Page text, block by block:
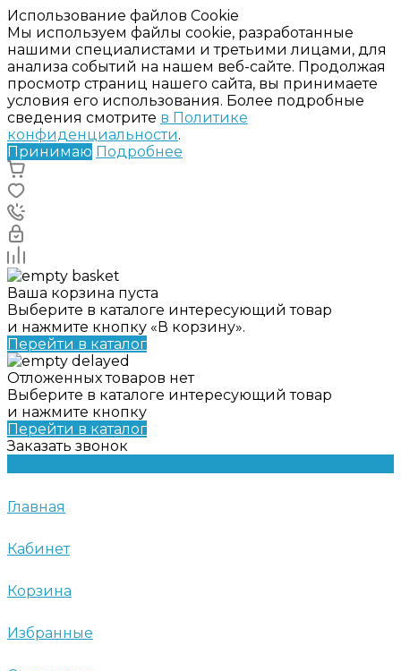
Использование файлов Cookie
Мы используем файлы cookie, разработанные
нашими специалистами и третьими лицами, для
анализа событий на нашем веб-сайте. Продолжая
просмотр страниц нашего сайта, вы принимаете
условия его использования. Более подробные
сведения смотрите в Политике
конфиденциальности.
Принимаю Подробнее
Ваша корзина пуста
Выберите в каталоге интересующий товар
и нажмите кнопку «В корзину».
Перейти в каталог
Отложенных товаров нет
Выберите в каталоге интересующий товар
и нажмите кнопку
Перейти в каталог
Заказать звонок
Главная
Кабинет
Корзина
Избранные